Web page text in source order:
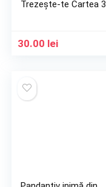
Trezește-te Cartea 3
30.00 lei